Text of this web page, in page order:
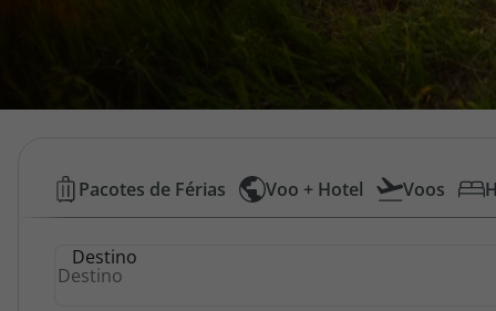
Área de Cliente
Hotéis
Baratos
Pacotes de Férias Voo + Hotel Voos
Destino